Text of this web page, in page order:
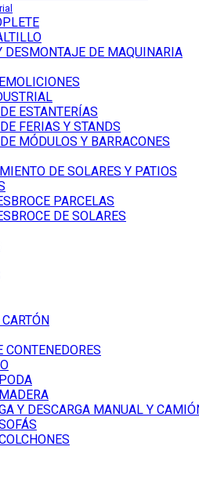
DESMONTAJE DE MAQUINARIA
ESTANTERÍAS
FERIAS Y STANDS
MÓDULOS Y BARRACONES
DE SOLARES Y PATIOS
PARCELAS
DE SOLARES
CONTENEDORES
Y DESCARGA MANUAL Y